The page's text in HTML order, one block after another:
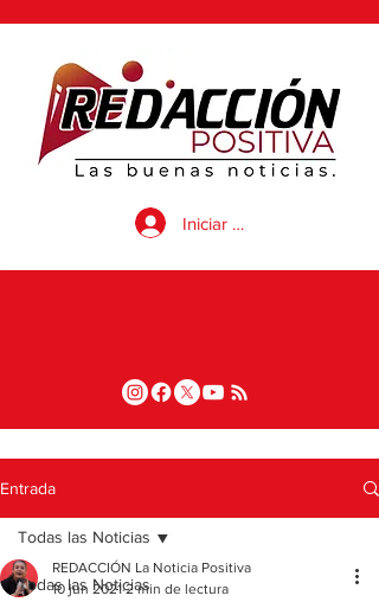
Iniciar sesión
Entrada
Todas las Noticias
Todas las Noticias
REDACCIÓN La Noticia Positiva
10 jun 2021 2 min de lectura